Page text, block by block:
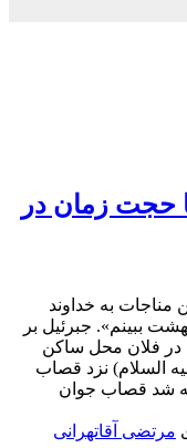
حجت زمان در
به خداوند
ببينم». جبرئيل بر
در فلان محل ساکن
السلام) نزد قصاب
شد قصاب جوان
مرتضی آقاتهرانی